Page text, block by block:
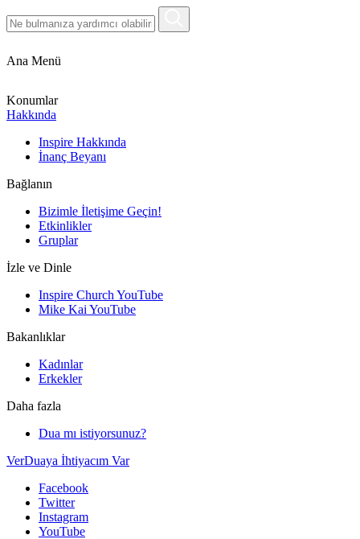
Ana Menü
Konumlar
Hakkında
Inspire Hakkında
İnanç Beyanı
Bağlanın
Bizimle İletişime Geçin!
Etkinlikler
Gruplar
İzle ve Dinle
Inspire Church YouTube
Mike Kai YouTube
Bakanlıklar
Kadınlar
Erkekler
Daha fazla
Dua mı istiyorsunuz?
VerDuaya İhtiyacım Var
Facebook
Twitter
Instagram
YouTube